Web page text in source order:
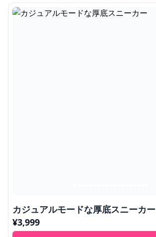
カジュアルモードな厚底スニーカー
¥3,999